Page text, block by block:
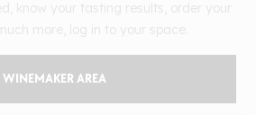
WINEMAKER AREA